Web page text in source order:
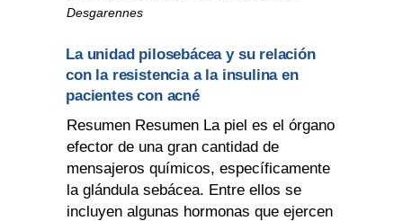
Desgarennes
La unidad pilosebácea y su relación
con la resistencia a la insulina en
pacientes con acné
Resumen Resumen La piel es el órgano
efector de una gran cantidad de
mensajeros químicos, específicamente
la glándula sebácea. Entre ellos se
incluyen algunas hormonas que ejercen